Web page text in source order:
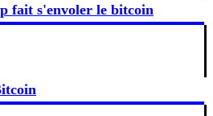
fait s'envoler le bitcoin